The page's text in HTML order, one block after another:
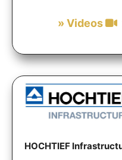
» Videos
HOCHTIEF